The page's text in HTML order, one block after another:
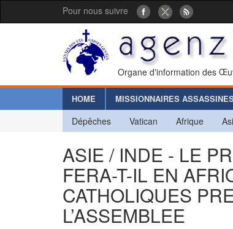
Pour nous suivre
Organe d'information des
HOME MISSIONNAIRES
Dépêches Vatican Afrique
ASIE / INDE - LE
FERA-T-IL EN
CATHOLIQUES
L’ASSEMBLEE